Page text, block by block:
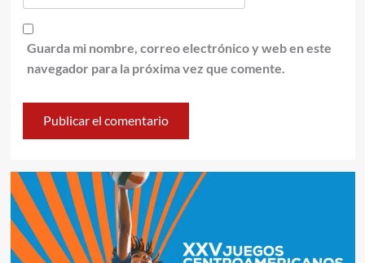
Guarda mi nombre, correo electrónico y web en este
navegador para la próxima vez que comente.